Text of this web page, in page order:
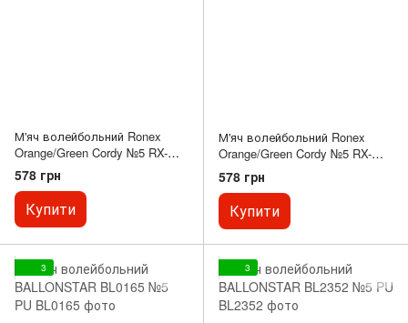
М'яч волейбольний Ronex
Orange/Green Cordy №5 RX-
2405
578 грн
Купити
М'яч волейбольний Ronex
Orange/Green Cordy №5 RX-
GRV
578 грн
Купити
3 3